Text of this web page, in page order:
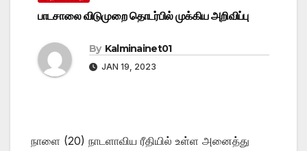
பாடசாலை விடுமுறை தொடர்பில் முக்கிய அறிவிப்பு
By Kalminainet01
JAN 19, 2023
நாளை (20) நாடளாவிய ரீதியில் உள்ள அனைத்து